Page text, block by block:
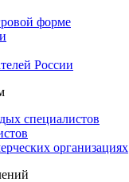
форме
России
специалистов
организациях